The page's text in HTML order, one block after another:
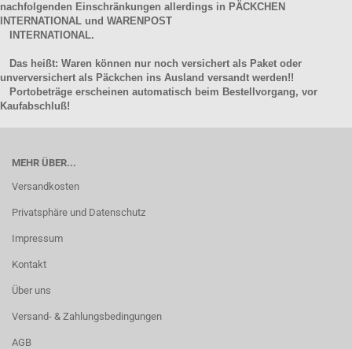
nachfolgenden Einschränkungen allerdings in PÄCKCHEN
INTERNATIONAL und WARENPOST
INTERNATIONAL.
Das heißt: Waren können nur noch versichert als Paket oder
unverversichert als Päckchen ins Ausland versandt werden!!
Portobeträge erscheinen automatisch beim Bestellvorgang, vor
Kaufabschluß!
MEHR ÜBER...
Versandkosten
Privatsphäre und Datenschutz
Impressum
Kontakt
Über uns
Versand- & Zahlungsbedingungen
AGB